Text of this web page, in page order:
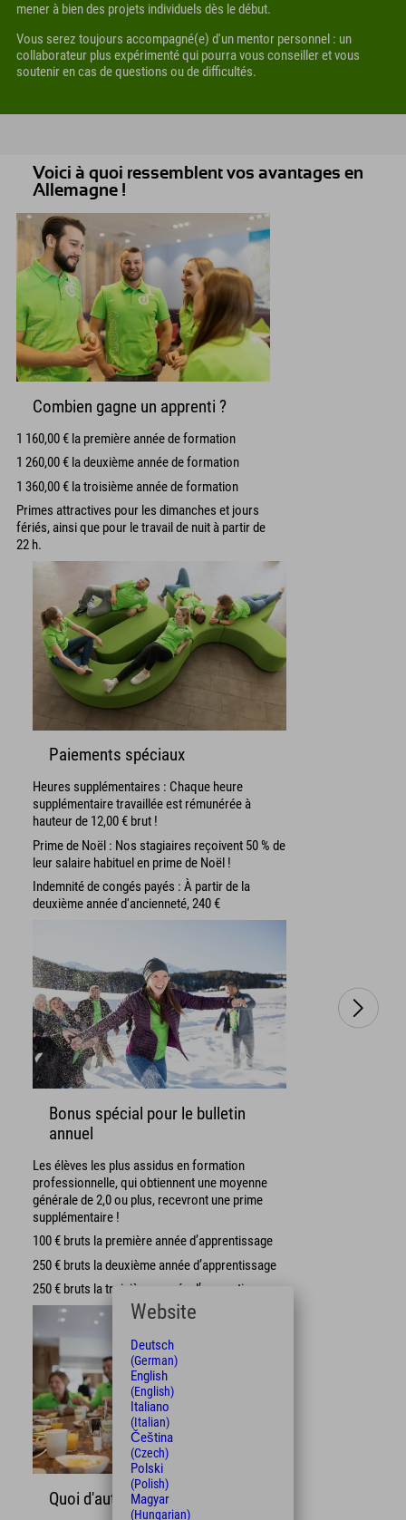
mener à bien des projets individuels dès le début.
Vous serez toujours accompagné(e) d'un mentor personnel : un
collaborateur plus expérimenté qui pourra vous conseiller et vous
soutenir en cas de questions ou de difficultés.
Voici à quoi ressemblent vos avantages en
Allemagne !
Combien gagne un apprenti ?
1 160,00 € la première année de formation
1 260,00 € la deuxième année de formation
1 360,00 € la troisième année de formation
Primes attractives pour les dimanches et jours
fériés, ainsi que pour le travail de nuit à partir de
22 h.
Paiements spéciaux
Heures supplémentaires : Chaque heure
supplémentaire travaillée est rémunérée à
hauteur de 12,00 € brut !
Prime de Noël : Nos stagiaires reçoivent 50 % de
leur salaire habituel en prime de Noël !
Indemnité de congés payés : À partir de la
deuxième année d'ancienneté, 240 €
Bonus spécial pour le bulletin
annuel
Les élèves les plus assidus en formation
professionnelle, qui obtiennent une moyenne
générale de 2,0 ou plus, recevront une prime
supplémentaire !
100 € bruts la première année d’apprentissage
250 € bruts la deuxième année d’apprentissage
250 € bruts la troisième année d’apprentissage
Quoi d'autre ?
Website
Deutsch
(German)
English
(English)
Italiano
(Italian)
Čeština
(Czech)
Polski
(Polish)
Magyar
(Hungarian)